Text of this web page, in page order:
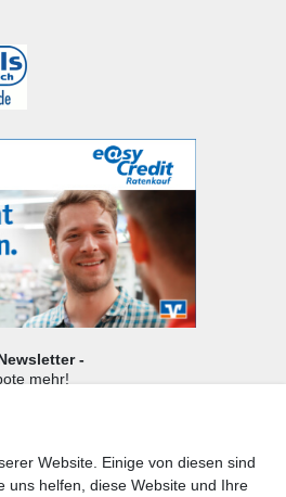
-
mehr!
Website. Einige von diesen sind
uns helfen, diese Website und Ihre